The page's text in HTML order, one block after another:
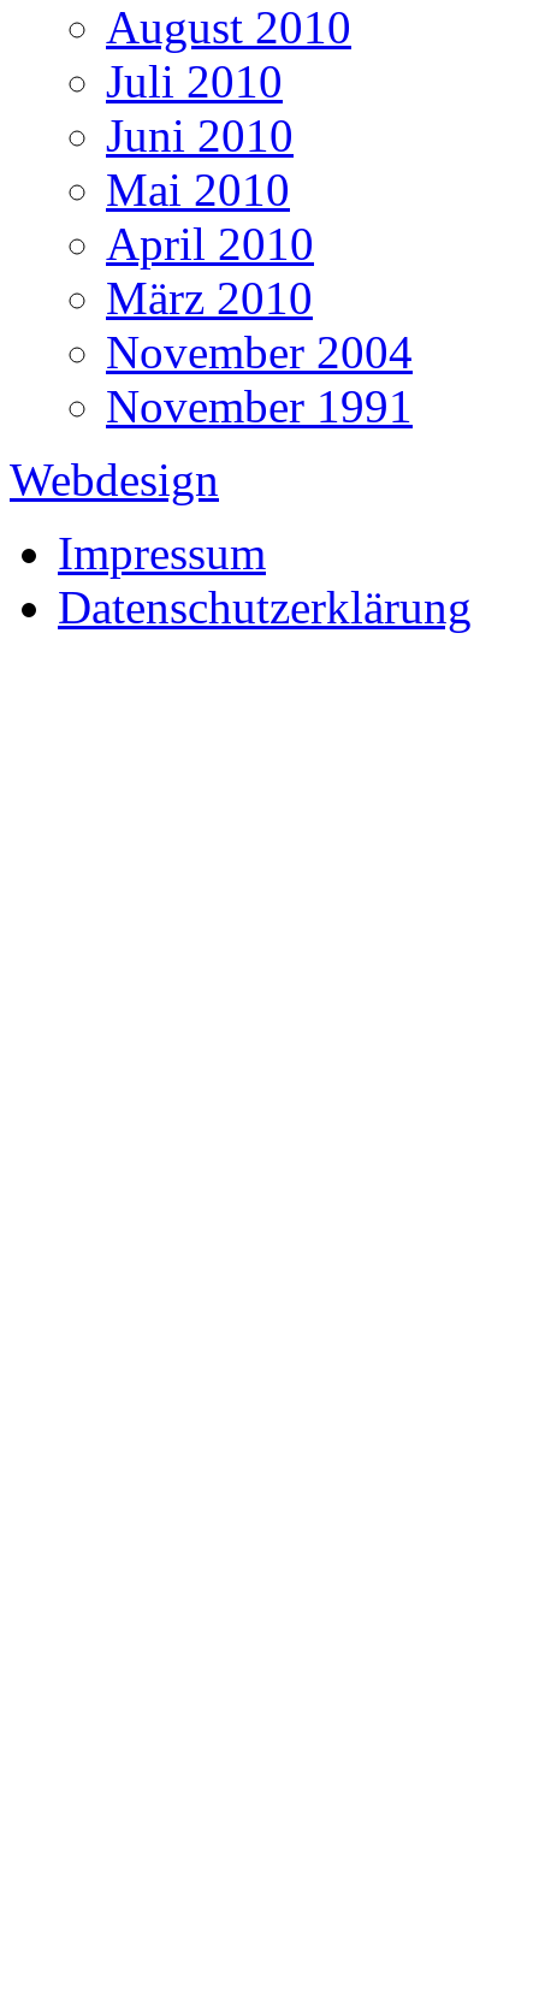
August 2010
Juli 2010
Juni 2010
Mai 2010
April 2010
März 2010
November 2004
November 1991
Webdesign
Impressum
Datenschutzerklärung